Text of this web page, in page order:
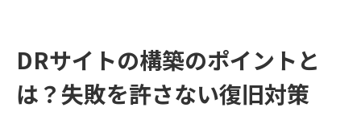
DRサイトの構築のポイントと
は？失敗を許さない復旧対策